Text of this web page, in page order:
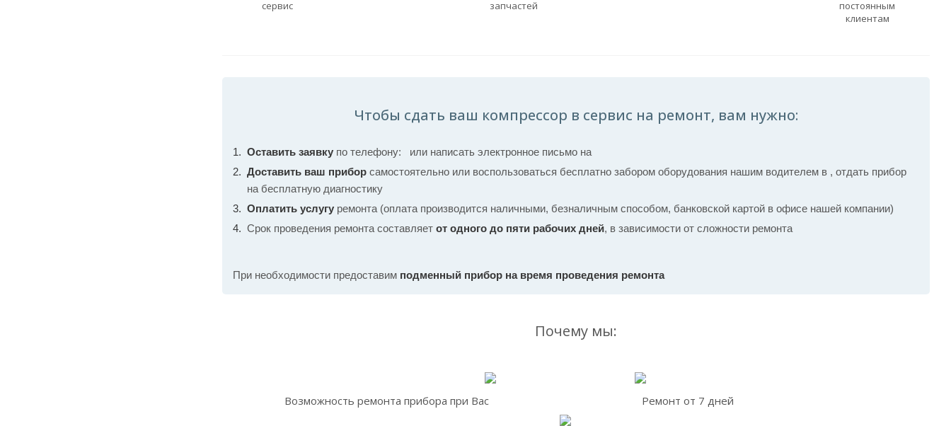
сервис
запчастей
постоянным
клиентам
Чтобы сдать ваш компрессор в сервис на ремонт, вам нужно:
Оставить заявку по телефону:
или написать электронное письмо на
Доставить ваш прибор самостоятельно или воспользоваться бесплатно забором оборудования нашим водителем в , отдать прибор
на бесплатную диагностику
Оплатить услугу ремонта (оплата производится наличными, безналичным способом, банковской картой в офисе нашей компании)
Срок проведения ремонта составляет от одного до пяти рабочих дней, в зависимости от сложности ремонта
При необходимости предоставим подменный прибор на время проведения ремонта
Почему мы:
Возможность ремонта прибора при Вас Ремонт от 7 дней